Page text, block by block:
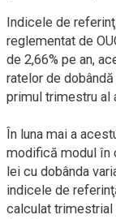
Indicele de
reglementat de
de 2,66% pe an,
ratelor de
primul trimestru al
În luna mai a
modifică modul în
lei cu dobânda
indicele de
calculat